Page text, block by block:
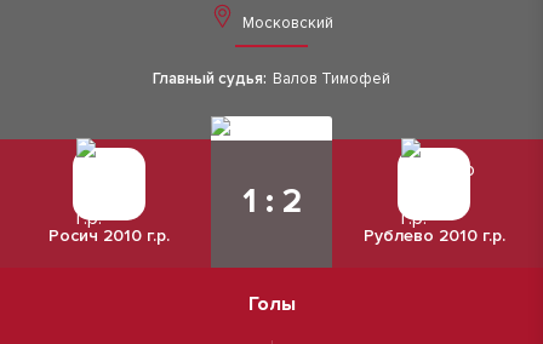
Московский
Главный судья: Валов Тимофей
Росич 2010 г.р.
1 : 2
Рублево 2010 г.р.
Голы